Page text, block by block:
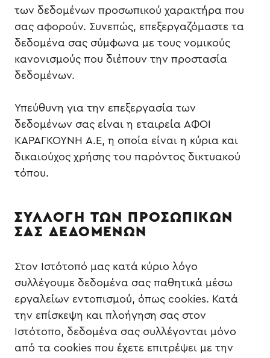
των δεδομένων προσωπικού χαρακτήρα που
σας αφορούν. Συνεπώς, επεξεργαζόμαστε τα
δεδομένα σας σύμφωνα με τους νομικούς
κανονισμούς που διέπουν την προστασία
δεδομένων.
Υπεύθυνη για την επεξεργασία των
δεδομένων σας είναι η εταιρεία ΑΦΟΙ
ΚΑΡΑΓΚΟΥΝΗ Α.Ε, η οποία είναι η κύρια και
δικαιούχος χρήσης του παρόντος δικτυακού
τόπου.
ΣΥΛΛΟΓΗ ΤΩΝ ΠΡΟΣΩΠΙΚΩΝ
ΣΑΣ ΔΕΔΟΜΕΝΩΝ
Στον Ιστότοπό μας κατά κύριο λόγο
συλλέγουμε δεδομένα σας παθητικά μέσω
εργαλείων εντοπισμού, όπως cookies. Κατά
την επίσκεψη και πλοήγηση σας στον
Ιστότοπο, δεδομένα σας συλλέγονται μόνο
από τα cookies που έχετε επιτρέψει με την